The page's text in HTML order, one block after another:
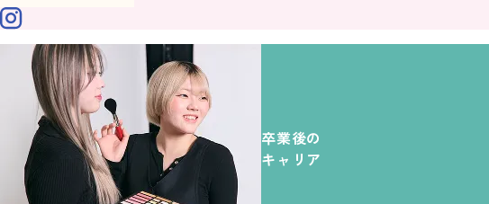
卒業後の
キャリア